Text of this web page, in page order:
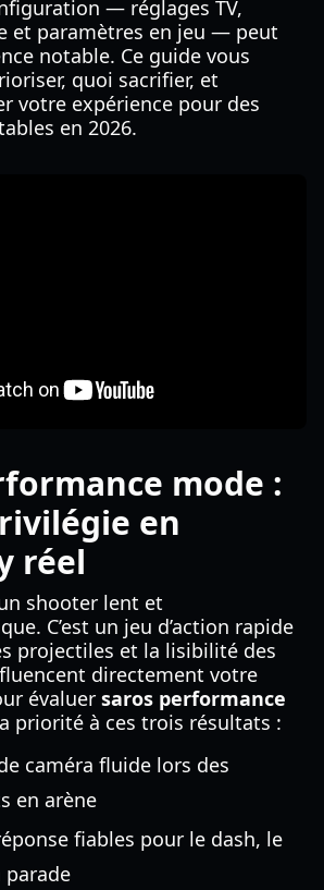
— réglages TV,
et paramètres en jeu — peut
notable. Ce guide vous
quoi sacrifier, et
votre expérience pour des
en 2026.
mode :
en
réel
shooter lent et
C’est un jeu d’action rapide
projectiles et la lisibilité des
directement votre
évaluer saros performance
priorité à ces trois résultats :
caméra fluide lors des
en arène
fiables pour le dash, le